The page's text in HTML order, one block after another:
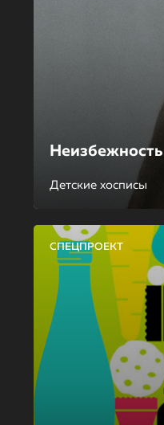
Детские хосписы
СПЕЦПРОЕКТ